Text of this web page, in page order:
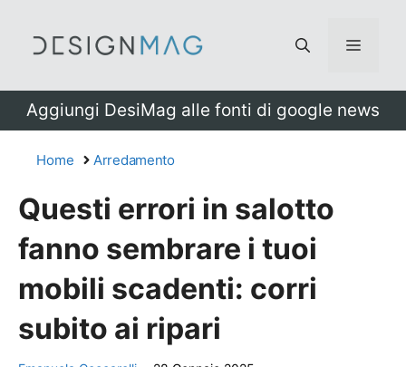
Menu
Aggiungi DesiMag alle fonti di google news
Home Arredamento
Questi errori in salotto
fanno sembrare i tuoi
mobili scadenti: corri
subito ai ripari